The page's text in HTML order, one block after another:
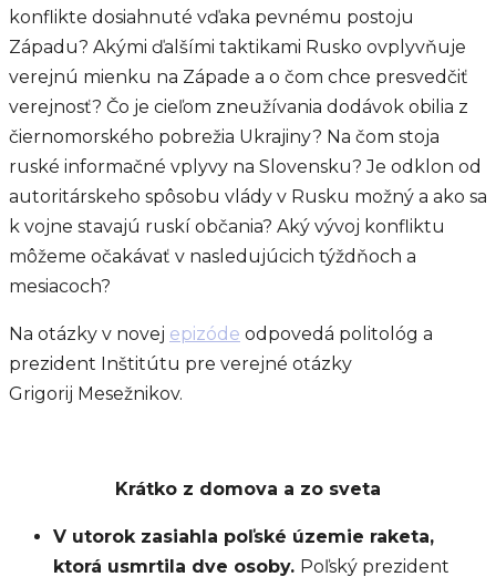
konflikte dosiahnuté vďaka pevnému postoju
Západu? Akými ďalšími taktikami Rusko ovplyvňuje
verejnú mienku na Západe a o čom chce presvedčiť
verejnosť? Čo je cieľom zneužívania dodávok obilia z
čiernomorského pobrežia Ukrajiny? Na čom stoja
ruské informačné vplyvy na Slovensku? Je odklon od
autoritárskeho spôsobu vlády v Rusku možný a ako sa
k vojne stavajú ruskí občania? Aký vývoj konfliktu
môžeme očakávať v nasledujúcich týždňoch a
mesiacoch?
Na otázky v novej epizóde odpovedá politológ a
prezident Inštitútu pre verejné otázky
Grigorij Mesežnikov.
Krátko z domova a zo sveta
V utorok zasiahla poľské územie raketa,
ktorá usmrtila dve osoby. Poľský prezident